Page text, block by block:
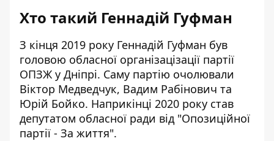
Хто такий Геннадій Гуфман
З кінця 2019 року Геннадій Гуфман був
головою обласної організацізації партії
ОПЗЖ у Дніпрі. Саму партію очолювали
Віктор Медведчук, Вадим Рабінович та
Юрій Бойко. Наприкінці 2020 року став
депутатом обласної ради від "Опозиційної
партії - За життя".